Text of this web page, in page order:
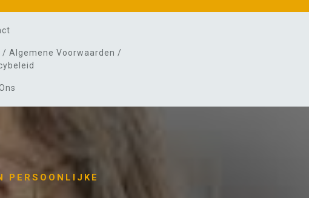
/ Algemene Voorwaarden /
PERSOONLIJKE